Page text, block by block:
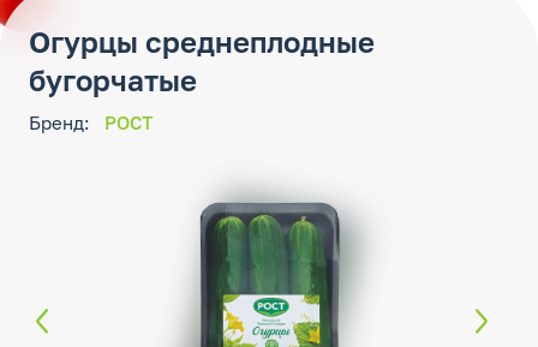
Огурцы среднеплодные
бугорчатые
Бренд: РОСТ